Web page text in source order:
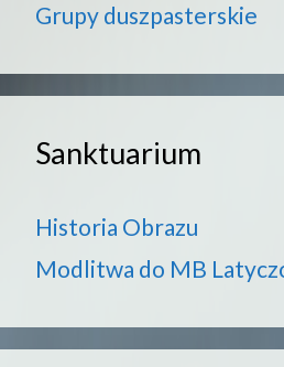
Grupy duszpasterskie
Sanktuarium
Historia Obrazu
Modlitwa do MB